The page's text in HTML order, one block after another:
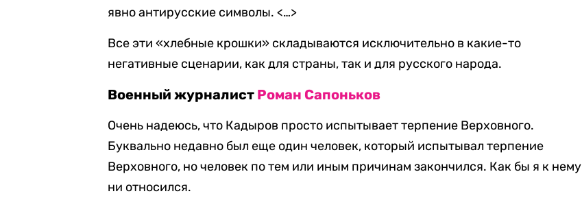
явно антирусские символы. <…>
Все эти «хлебные крошки» складываются исключительно в какие-то
негативные сценарии, как для страны, так и для русского народа.
Военный журналист Роман Сапоньков
Очень надеюсь, что Кадыров просто испытывает терпение Верховного.
Буквально недавно был еще один человек, который испытывал терпение
Верховного, но человек по тем или иным причинам закончился. Как бы я к нему
ни относился.